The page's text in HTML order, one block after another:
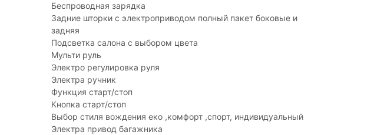
Беспроводная зарядка
Задние шторки с электроприводом полный пакет боковые и
задняя
Подсветка салона с выбором цвета
Мульти руль
Электро регулировка руля
Электра ручник
Функция старт/стоп
Кнопка старт/стоп
Выбор стиля вождения еко ,комфорт ,спорт, индивидуальный
Электра привод багажника